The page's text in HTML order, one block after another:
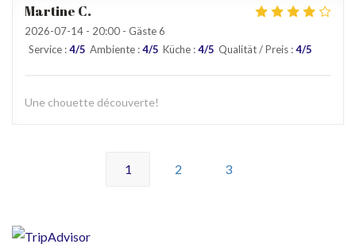
Martine C
2026-07-14 - 20:00 - Gäste 6
Service :4/5 Ambiente :4/5 Küche :4/5 Qualität / Preis :4/5
Une chouette découverte!
1 2 3